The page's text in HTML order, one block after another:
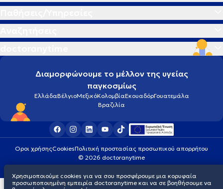
Διαμορφώνουμε το μέλλον της υγείας
παγκοσμίως
ΕλλάδαΒέλγιοΜεξικόΚολομβίαΕκουαδόρΓουατεμάλα
Βραζιλία
Οροι χρήσηςCookiesΠολιτική προστασίας προσωπικού απορρήτου
© 2026 doctoranytime
Χρησιμοποιούμε cookies για να σου προσφέρουμε μια κορυφαία
προσωποποιημένη εμπειρία doctoranytime και να σε βοηθήσουμε να